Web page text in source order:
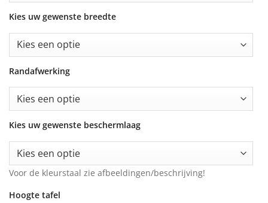
Kies uw gewenste breedte
Randafwerking
Kies uw gewenste beschermlaag
Voor de kleurstaal zie afbeeldingen/beschrijving!
Hoogte tafel